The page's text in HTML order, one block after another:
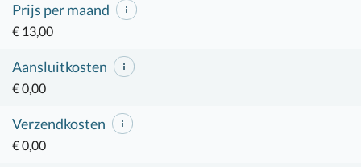
Prijs per maand
€ 13,00
Aansluitkosten
€ 0,00
Verzendkosten
€ 0,00